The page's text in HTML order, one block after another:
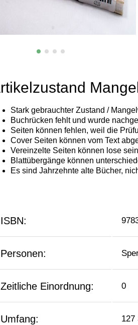
ISBN:
Personen:
Zeitliche Einordnung: 0
Umfang: 127